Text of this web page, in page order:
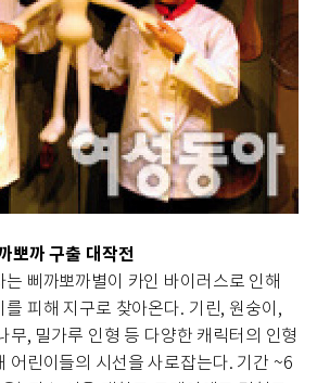
뽀까 구출 대작전
삐까뽀까별이 카인 바이러스로 인해
를 피해 지구로 찾아온다. 기린, 원숭이,
무, 밀가루 인형 등 다양한 캐릭터의 인형
어린이들의 시선을 사로잡는다. 기간 ~6